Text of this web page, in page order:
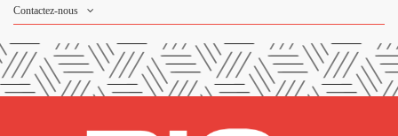
Contactez-nous